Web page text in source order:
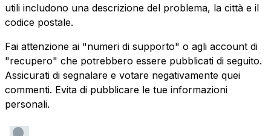
utili includono una descrizione del problema, la città e il
codice postale.
Fai attenzione ai "numeri di supporto" o agli account di
"recupero" che potrebbero essere pubblicati di seguito.
Assicurati di segnalare e votare negativamente quei
commenti. Evita di pubblicare le tue informazioni
personali.